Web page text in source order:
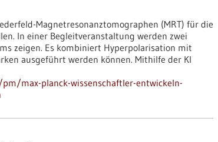
Magnetresonanztomographen (MRT) für die
In einer Begleitveranstaltung werden zwei
zeigen. Es kombiniert Hyperpolarisation mit
ausgeführt werden können. Mithilfe der KI
max-planck-wissenschaftler-entwickeln-